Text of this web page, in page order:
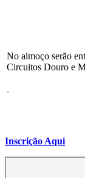
No almoço serão
Circuitos Douro e
Inscrição Aqui